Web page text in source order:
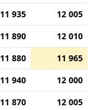
11 935
12 005
11 890
12 010
11 880
11 965
11 940
12 000
11 870
12 005